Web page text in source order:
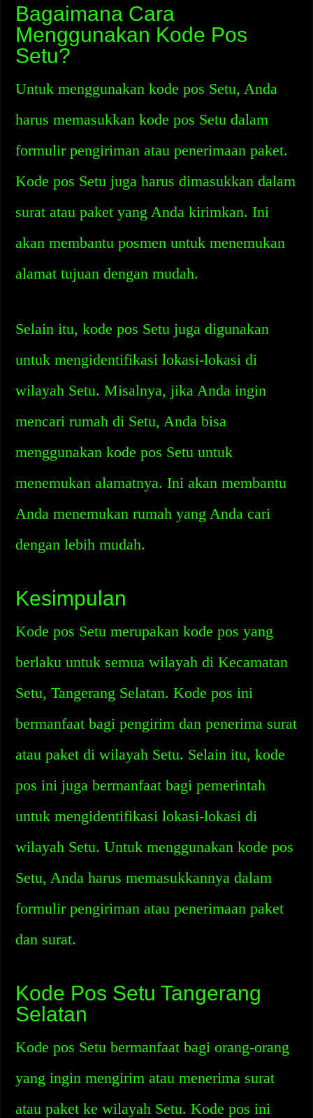
Bagaimana Cara
Menggunakan Kode Pos
Setu?
Untuk menggunakan kode pos Setu, Anda
harus memasukkan kode pos Setu dalam
formulir pengiriman atau penerimaan paket.
Kode pos Setu juga harus dimasukkan dalam
surat atau paket yang Anda kirimkan. Ini
akan membantu posmen untuk menemukan
alamat tujuan dengan mudah.
Selain itu, kode pos Setu juga digunakan
untuk mengidentifikasi lokasi-lokasi di
wilayah Setu. Misalnya, jika Anda ingin
mencari rumah di Setu, Anda bisa
menggunakan kode pos Setu untuk
menemukan alamatnya. Ini akan membantu
Anda menemukan rumah yang Anda cari
dengan lebih mudah.
Kesimpulan
Kode pos Setu merupakan kode pos yang
berlaku untuk semua wilayah di Kecamatan
Setu, Tangerang Selatan. Kode pos ini
bermanfaat bagi pengirim dan penerima surat
atau paket di wilayah Setu. Selain itu, kode
pos ini juga bermanfaat bagi pemerintah
untuk mengidentifikasi lokasi-lokasi di
wilayah Setu. Untuk menggunakan kode pos
Setu, Anda harus memasukkannya dalam
formulir pengiriman atau penerimaan paket
dan surat.
Kode Pos Setu Tangerang
Selatan
Kode pos Setu bermanfaat bagi orang-orang
yang ingin mengirim atau menerima surat
atau paket ke wilayah Setu. Kode pos ini